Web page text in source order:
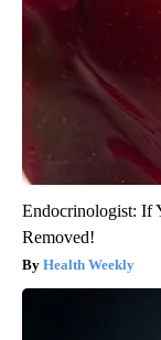
Endocrinologist: If
Removed!
Health Weekly